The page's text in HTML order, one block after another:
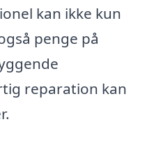
kan ikke kun
penge på
reparation kan